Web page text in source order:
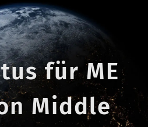
für ME
Middle